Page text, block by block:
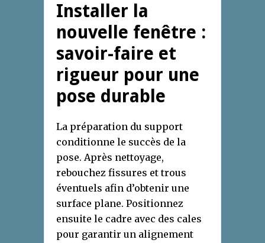
Installer la
nouvelle fenêtre :
savoir-faire et
rigueur pour une
pose durable
La préparation du support
conditionne le succès de la
pose. Après nettoyage,
rebouchez fissures et trous
éventuels afin d’obtenir une
surface plane. Positionnez
ensuite le cadre avec des cales
pour garantir un alignement